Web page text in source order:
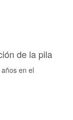
de la pila
en el